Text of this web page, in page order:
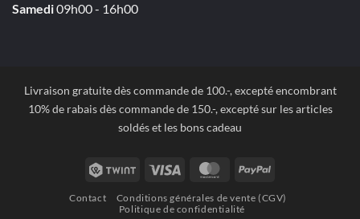
Samedi09h00 - 16h00
Livraison gratuite dès commande de 100.-, excepté encombrant
10% de rabais dès commande de 150.-, excepté sur les articles
soldés et les bons cadeau
Twint Visa MasterCardPayPal
Contact
Conditions générales de vente (CGV)
Politique de confidentialité